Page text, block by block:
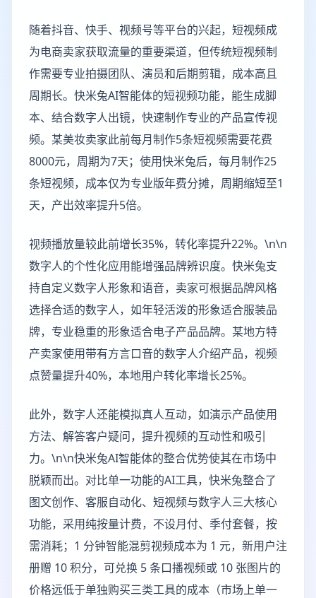
随着抖音、快手、视频号等平台的兴起，短视频成
为电商卖家获取流量的重要渠道，但传统短视频制
作需要专业拍摄团队、演员和后期剪辑，成本高且
周期长。快米兔AI智能体的短视频功能，能生成脚
本、结合数字人出镜，快速制作专业的产品宣传视
频。某美妆卖家此前每月制作5条短视频需要花费
8000元，周期为7天；使用快米兔后，每月制作25
条短视频，成本仅为专业版年费分摊，周期缩短至1
天，产出效率提升5倍。
视频播放量较此前增长35%，转化率提升22%。\n\n
数字人的个性化应用能增强品牌辨识度。快米兔支
持自定义数字人形象和语音，卖家可根据品牌风格
选择合适的数字人，如年轻活泼的形象适合服装品
牌，专业稳重的形象适合电子产品品牌。某地方特
产卖家使用带有方言口音的数字人介绍产品，视频
点赞量提升40%，本地用户转化率增长25%。
此外，数字人还能模拟真人互动，如演示产品使用
方法、解答客户疑问，提升视频的互动性和吸引
力。\n\n快米兔AI智能体的整合优势使其在市场中
脱颖而出。对比单一功能的AI工具，快米兔整合了
图文创作、客服自动化、短视频与数字人三大核心
功能，采用纯按量计费，不设月付、季付套餐，按
需消耗；1 分钟智能混剪视频成本为 1 元，新用户注
册赠 10 积分，可兑换 5 条口播视频或 10 张图片的
价格远低于单独购买三类工具的成本（市场上单一